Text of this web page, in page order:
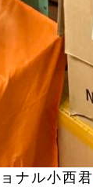
ナル小西君